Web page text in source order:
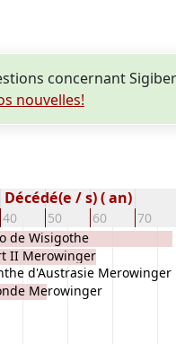
concernant
nouvelles!
40 50 60 70
Décédé(e / s) ( an)
de Wisigothe
II Merowinger
d'Austrasie Merowinger
Merowinger